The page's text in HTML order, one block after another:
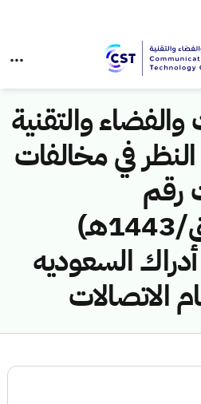
والتقنية
في مخالفات
رقم
(4374363/ق/1443هـ)
السعوديه
الاتصالات